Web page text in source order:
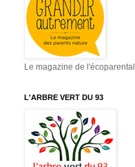
Le magazine de
L'ARBRE VERT DU 93